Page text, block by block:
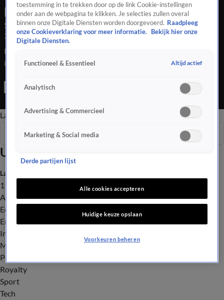
Late Editie
Seizoen 2026, aflevering 53
22 feb, 22:43
Bij een schietpartij in Zwolle is een dode gevallen. Na het
incident lopen de emoties hoog op. De stakende
staat krijgt steeds meer steun. En de Olympische Spelen zitten
Late EditieOchtend EditieVroege Editie
Uitzendingen
Seizoen 2026
Laatste nieuws
112
Advies & Tips
Economie
Entertainment
Infrastructuur
Milieu en Gezondheid
Politiek
Royalty
Sport
Tech
toestemming in te trekken door op de link Cookie-instellingen
onder aan de webpagina te klikken. Je selecties zullen overal
binnen onze Digitale Diensten worden doorgevoerd. Raadpleeg
onze Cookieverklaring voor meer informatie.
Bekijk hier onze
Digitale Diensten.
Functioneel & Essentieel Altijd actief
Analytisch
Advertising & Commercieel
Marketing & Social media
Derde partijen lijst
Alle cookies accepteren
Huidige keuze opslaan
Voorkeuren beheren